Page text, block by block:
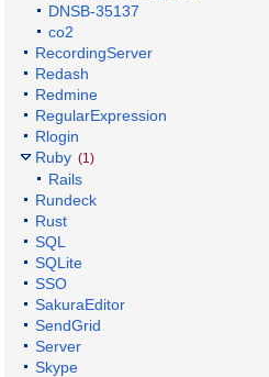
DNSB-35137
co2
RecordingServer
Redash
Redmine
RegularExpression
Rlogin
Ruby (1)
Rails
Rundeck
Rust
SQL
SQLite
SSO
SakuraEditor
SendGrid
Server
Skype